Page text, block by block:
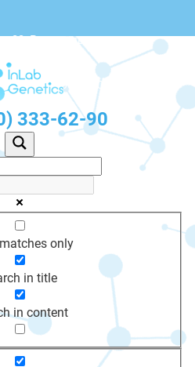
33, Рославль
до 20:00
Пн-Пт с 10:00 до 20:00
333-62-90
only
in title
in content